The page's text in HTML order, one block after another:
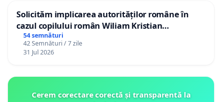
Solicităm implicarea autorităților române în
cazul copilului român Wiliam Kristian
Gheorghe, aflat în plasament în Danemarca de
12 ani
54 semnături
42 Semnături / 7 zile
31 Jul 2026
Cerem corectare corectă și transparentă la